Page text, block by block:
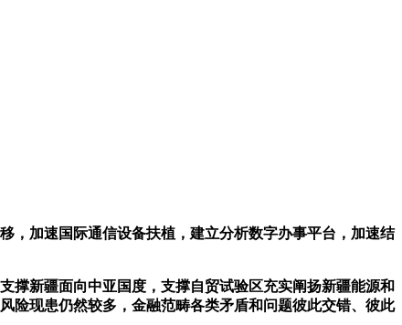
加速国际通信设备扶植，建立分析数字办事平台，加速结
新疆面向中亚国度，支撑自贸试验区充实阐扬新疆能源和
险现患仍然较多，金融范畴各类矛盾和问题彼此交错、彼此